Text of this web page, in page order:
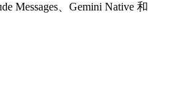
Messages、Gemini Native 和